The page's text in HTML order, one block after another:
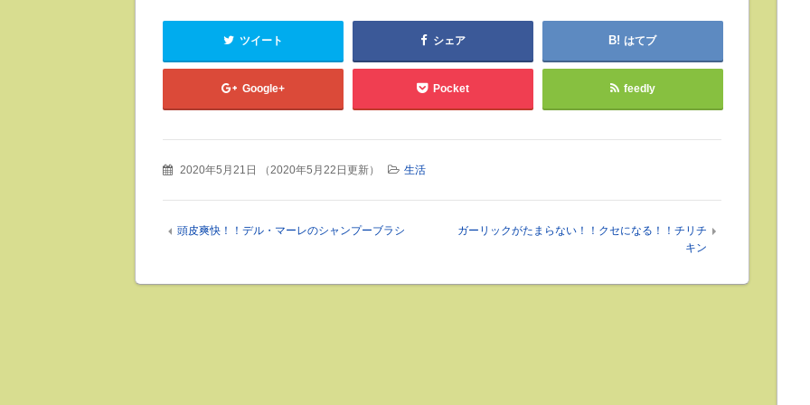
ツイート シェア はてブ
Google+ Pocket feedly
2020年5月21日 （2020年5月22日更新） 生活
頭皮爽快！！デル・マーレのシャンプーブラシ
ガーリックがたまらない！！クセになる！！チリチ
キン